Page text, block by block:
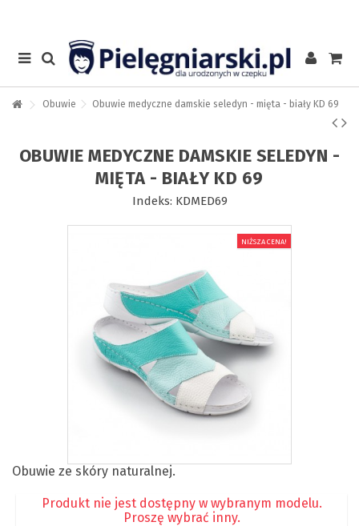
Obuwie Obuwie medyczne damskie seledyn - mięta - biały KD 69
OBUWIE MEDYCZNE DAMSKIE SELEDYN -
MIĘTA - BIAŁY KD 69
Indeks: KDMED69
NIŻSZA CENA!
Obuwie ze skóry naturalnej.
Produkt nie jest dostępny w wybranym modelu.
Proszę wybrać inny.